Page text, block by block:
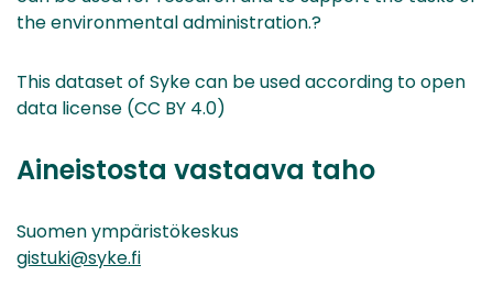
the environmental administration.?
This dataset of Syke can be used according to open
data license (CC BY 4.0)
Aineistosta vastaava taho
Suomen ympäristökeskus
gistuki@syke.fi